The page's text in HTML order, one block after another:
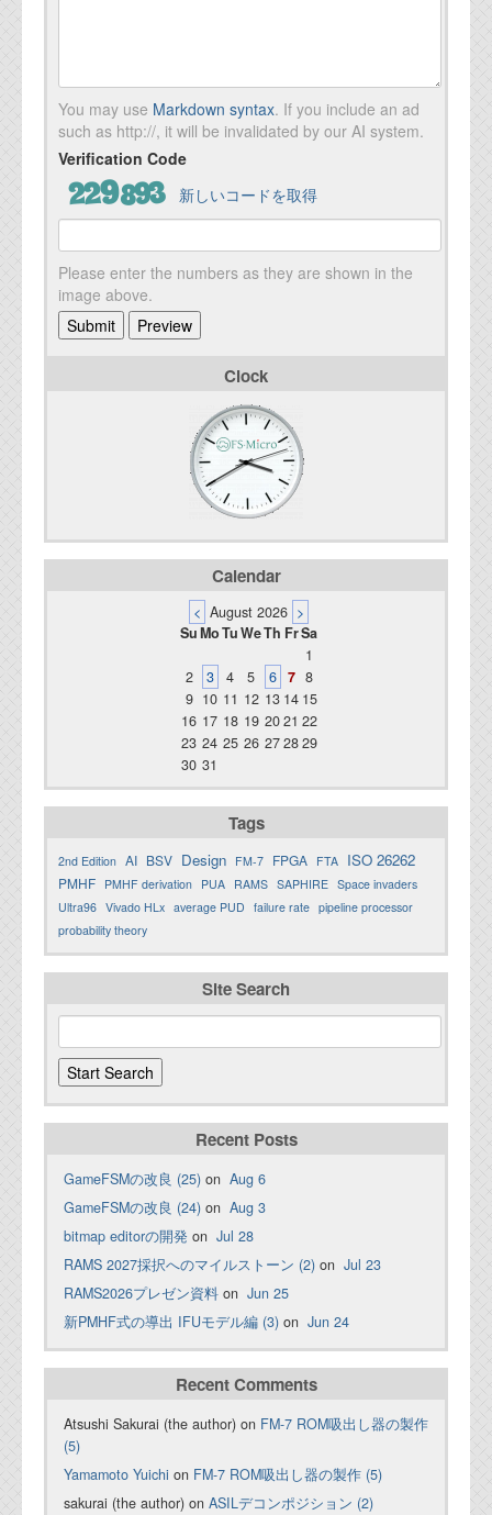
You may use Markdown syntax. If you include an ad
such as http://, it will be invalidated by our AI system.
Verification Code
新しいコードを取得
Please enter the numbers as they are shown in the
image above.
Clock
Calendar
< August 2026 >
SuMoTuWeTh FrSa
1
2
3 4 5 6 7 8
9 10 11 12 13 14 15
16 17 18 19 2021 22
23 24 25 26 272829
30 31
Tags
2nd Edition AI BSV Design FM-7 FPGA FTA ISO 26262
PMHF PMHF derivation PUA RAMS SAPHIRE Space invaders
Ultra96 Vivado HLx average PUD failure rate pipeline processor
probability theory
Site Search
Recent Posts
GameFSMの改良 (25) on Aug 6
GameFSMの改良 (24) on Aug 3
bitmap editorの開発 on Jul 28
RAMS 2027採択へのマイルストーン (2) on Jul 23
RAMS2026プレゼン資料 on Jun 25
新PMHF式の導出 IFUモデル編 (3) on Jun 24
Recent Comments
Atsushi Sakurai (the author) on FM-7 ROM吸出し器の製作
(5)
Yamamoto Yuichi on FM-7 ROM吸出し器の製作 (5)
sakurai (the author) on ASILデコンポジション (2)